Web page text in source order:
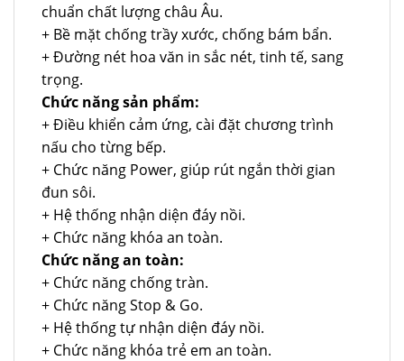
chuẩn chất lượng châu Âu.
+ Bề mặt chống trầy xước, chống bám bẩn.
+ Đường nét hoa văn in sắc nét, tinh tế, sang
trọng.
Chức năng sản phẩm:
+ Điều khiển cảm ứng, cài đặt chương trình
nấu cho từng bếp.
+ Chức năng Power, giúp rút ngắn thời gian
đun sôi.
+ Hệ thống nhận diện đáy nồi.
+ Chức năng khóa an toàn.
Chức năng an toàn:
+ Chức năng chống tràn.
+ Chức năng Stop & Go.
+ Hệ thống tự nhận diện đáy nồi.
+ Chức năng khóa trẻ em an toàn.